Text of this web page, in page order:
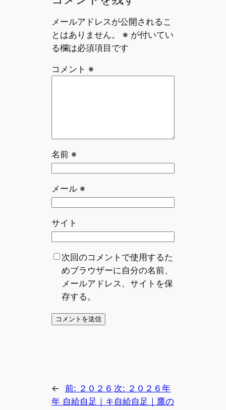
メールアドレスが公開されるこ
とはありません。
※ が付いてい
る欄は必須項目です
コメント ※
名前 ※
メール ※
サイト
次回のコメントで使用するた
めブラウザーに自分の名前、
メールアドレス、サイトを保
存する。
← 前: ２０２６
年 自給自足｜キ
次: ２０２６年
自給自足｜鷹の